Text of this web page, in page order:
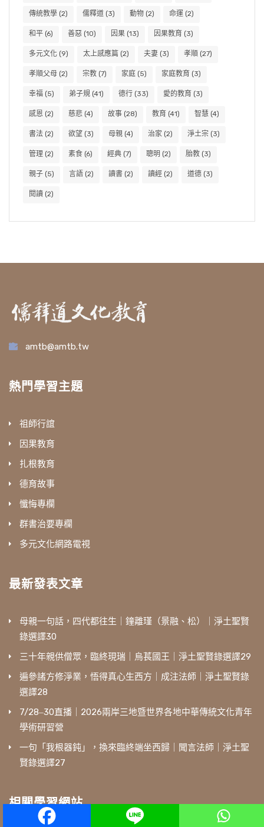
傳統教學 (2) 儒釋道 (3) 動物 (2) 命運 (2)
和平 (6) 善惡 (10) 因果 (13) 因果教育 (3)
多元文化 (9) 太上感應篇 (2) 夫妻 (3) 孝順 (27)
孝順父母 (2) 宗教 (7) 家庭 (5) 家庭教育 (3)
幸福 (5) 弟子規 (41) 德行 (33) 愛的教育 (3)
感恩 (2) 慈悲 (4) 故事 (28) 教育 (41) 智慧 (4)
書法 (2) 欲望 (3) 母親 (4) 治家 (2) 淨土宗 (3)
管理 (2) 素食 (6) 經典 (7) 聰明 (2) 胎教 (3)
親子 (5) 言語 (2) 讀書 (2) 讀經 (2) 道德 (3)
閱讀 (2)
amtb@amtb.tw
熱門學習主題
祖師行誼
因果教育
扎根教育
德育故事
懺悔專欄
群書治要專欄
多元文化網路電視
最新發表文章
母親一句話，四代都往生｜鐘離瑾（景融、松）｜淨土聖賢
錄選譯30
三十年親供僧眾，臨終現瑞｜烏萇國王｜淨土聖賢錄選譯29
遍參諸方修淨業，悟得真心生西方｜成注法師｜淨土聖賢錄
選譯28
7/28‒30直播｜2026兩岸三地暨世界各地中華傳統文化青年
學術研習營
一句「我根器鈍」，換來臨終端坐西歸｜聞言法師｜淨土聖
賢錄選譯27
相關學習網站